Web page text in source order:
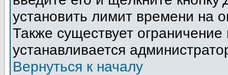
установить лимит времени на
Также существует
устанавливается
Вернуться к началу